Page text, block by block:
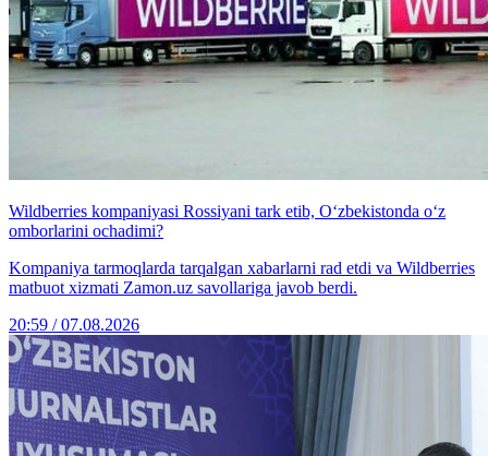
Wildberries kompaniyasi Rossiyani tark etib, O‘zbekistonda o‘z
omborlarini ochadimi?
Kompaniya tarmoqlarda tarqalgan xabarlarni rad etdi va Wildberries
matbuot xizmati Zamon.uz savollariga javob berdi.
20:59 / 07.08.2026